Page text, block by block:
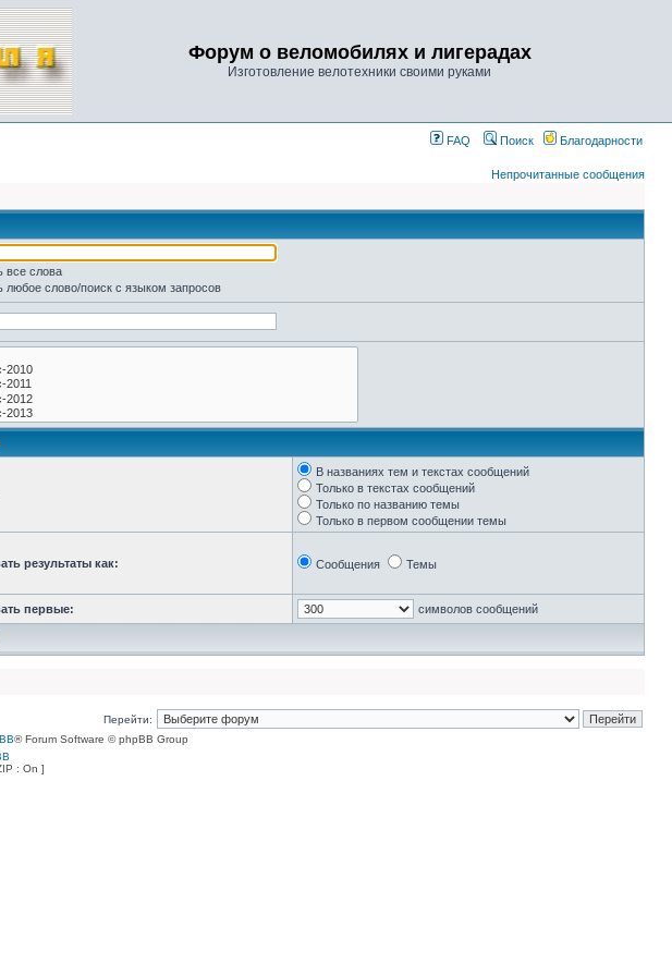
Форум о веломобилях и лигерадах
Изготовление велотехники своими руками
FAQ Поиск Благодарности
Непрочитанные сообщения
все слова
любое слово/поиск с языком запросов
В названиях тем и текстах сообщений
Только в текстах сообщений
Только по названию темы
Только в первом сообщении темы
результаты как: Сообщения Темы
первые: символов сообщений
Перейти:
® Forum Software © phpBB Group
: On ]